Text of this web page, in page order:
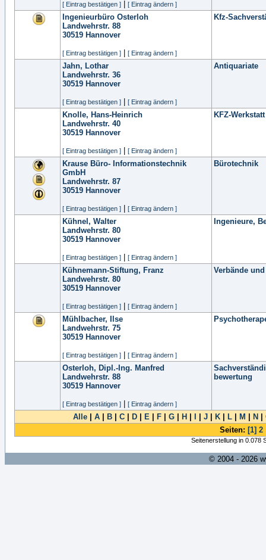
[ Eintrag bestätigen ] [ Eintrag ändern ]
Ingenieurbüro Osterloh
Landwehrstr. 88
30519 Hannover
[ Eintrag bestätigen ] [ Eintrag ändern ]
Kfz-
Jahn, Lothar
Landwehrstr. 36
30519 Hannover
[ Eintrag bestätigen ] [ Eintrag ändern ]
Antiquariate
Knolle, Hans-Heinrich
Landwehrstr. 40
30519 Hannover
[ Eintrag bestätigen ] [ Eintrag ändern ]
KFZ-Werkstatt
Krause Büro- Informationstechnik
GmbH
Landwehrstr. 87
30519 Hannover
[ Eintrag bestätigen ] [ Eintrag ändern ]
Bürotechnik
Kühnel, Walter
Landwehrstr. 80
30519 Hannover
[ Eintrag bestätigen ] [ Eintrag ändern ]
Ingenieure,
Kühnemann-Stiftung, Franz
Landwehrstr. 80
30519 Hannover
[ Eintrag bestätigen ] [ Eintrag ändern ]
Verbände
Mühlbacher, Ilse
Landwehrstr. 75
30519 Hannover
[ Eintrag bestätigen ] [ Eintrag ändern ]
Osterloh, Dipl.-Ing. Manfred
Landwehrstr. 88
30519 Hannover
[ Eintrag bestätigen ] [ Eintrag ändern ]
bewertung
Alle A B C D E F G H J K L M N
Seiten: [1] 2
Seitenerstellung in 0.078
© 2004 - 2026